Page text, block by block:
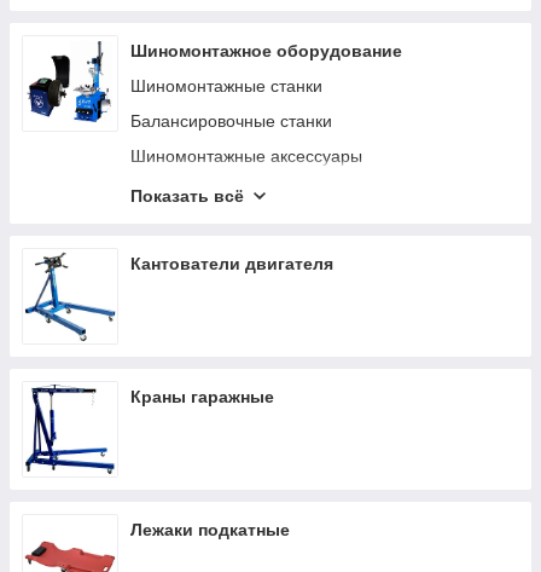
Катушки
Фильтры
Емкости для ГСМ
Слив и откачка масла
Маслораздаточное оборудование
Аксессуары для смазочно-заправочного
Шиномонтажное оборудование
Шиномонтажные станки
Балансировочные станки
Шиномонтажные аксессуары
Шиномонтажные инструменты
Показать всё
Кантователи двигателя
Краны гаражные
Лежаки подкатные